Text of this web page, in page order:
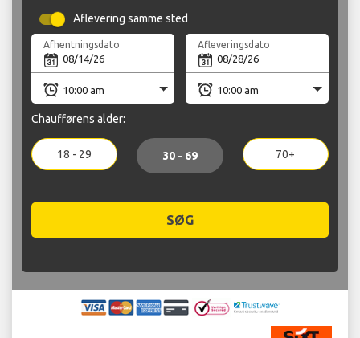
Aflevering samme sted
Afhentningsdato Afleveringsdato
Chaufførens alder:
18 - 29 30 - 69 70+
SØG